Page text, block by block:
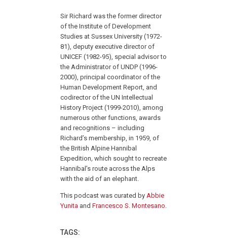
Sir Richard was the former director
of the Institute of Development
Studies at Sussex University (1972-
81), deputy executive director of
UNICEF (1982-95), special advisor to
the Administrator of UNDP (1996-
2000), principal coordinator of the
Human Development Report, and
codirector of the UN Intellectual
History Project (1999-2010), among
numerous other functions, awards
and recognitions – including
Richard’s membership, in 1959, of
the British Alpine Hannibal
Expedition,which sought to recreate
Hannibal’s route across the Alps
with the aid of an elephant.
This podcast was curated by Abbie
Yunita andFrancesco S. Montesano
TAGS: